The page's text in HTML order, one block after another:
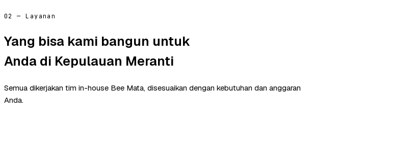
02 — Layanan
Yang bisa kami bangun untuk
Anda di Kepulauan Meranti
Semua dikerjakan tim in-house Bee Mata, disesuaikan dengan kebutuhan dan anggaran
Anda.